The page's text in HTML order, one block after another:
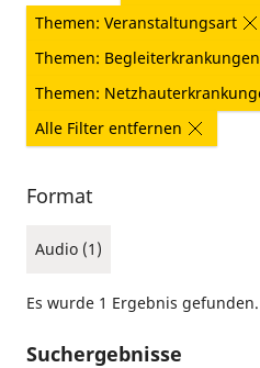
Themen: Veranstaltungsart
Themen: Begleiterkrankungen
Themen:
Alle Filter entfernen
Format
Audio (1)
Es wurde 1 Ergebnis gefunden.
Suchergebnisse